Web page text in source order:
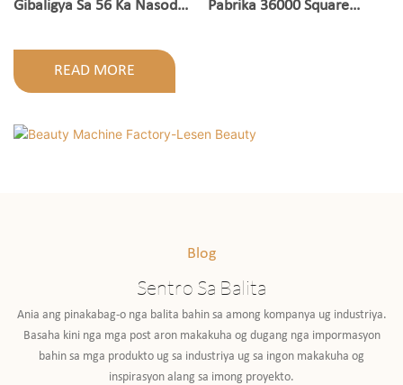
Gibaligya Sa 56 Ka Nasod
Pabrika 36000 Square
READ MORE
Blog
Sentro Sa Balita
Ania ang pinakabag-o nga balita bahin sa among kompanya ug industriya.
Basaha kini nga mga post aron makakuha og dugang nga impormasyon
bahin sa mga produkto ug sa industriya ug sa ingon makakuha og
inspirasyon alang sa imong proyekto.